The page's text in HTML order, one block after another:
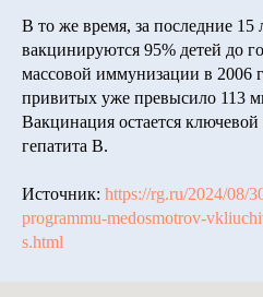
В то же время, за последние 15
вакцинируются 95% детей до
массовой иммунизации в 2006
привитых уже превысило 113
Вакцинация остается
гепатита B.
Источник: https://rg.ru/2024/08/
programmu-medosmotrov-
s.html